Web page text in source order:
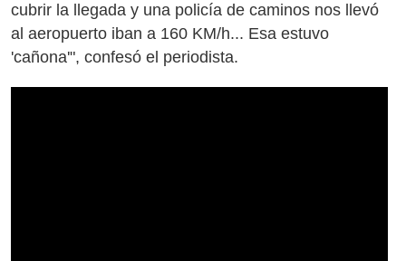
cubrir la llegada y una policía de caminos nos llevó
al aeropuerto iban a 160 KM/h... Esa estuvo
'cañona'", confesó el periodista.